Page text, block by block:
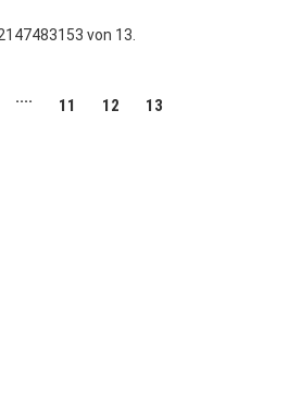
von 13.
.... 11 12 13